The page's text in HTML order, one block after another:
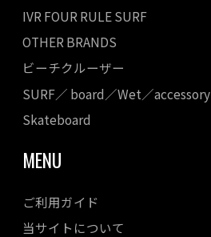
IVR FOUR RULE SURF
OTHER BRANDS
ビーチクルーザー
SURF／ board／Wet／accessory
Skateboard
MENU
ご利用ガイド
当サイトについて